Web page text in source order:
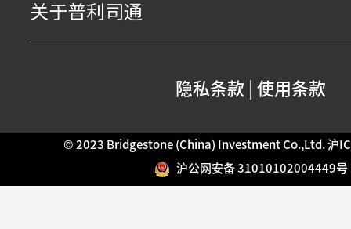
关于普利司通
隐私条款 | 使用条款
© 2023 Bridgestone (China) Investment Co.,Ltd.沪
沪公网安备 31010102004449号